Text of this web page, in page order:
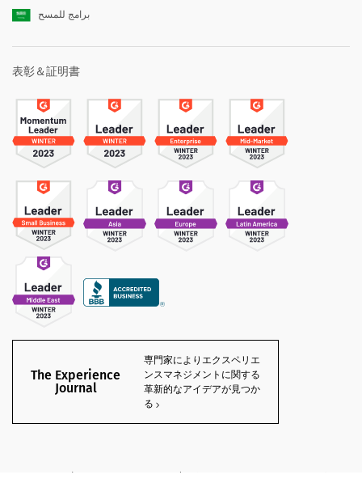
برامج للمسح
表彰＆証明書
The Experience
Journal
専門家によりエクスペリエ
ンスマネジメントに関する
革新的なアイデアが見つか
る